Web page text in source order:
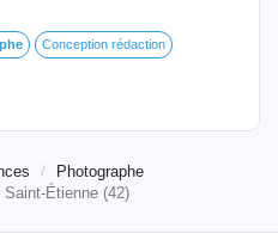
Conception rédaction
Photographe
Saint-Étienne (42)